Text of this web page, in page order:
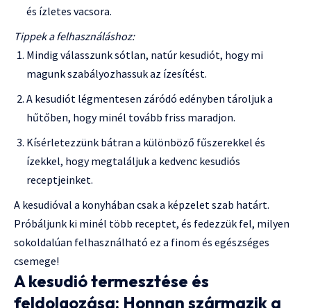
és ízletes vacsora.
Tippek a felhasználáshoz:
Mindig válasszunk sótlan, natúr kesudiót, hogy mi
magunk szabályozhassuk az ízesítést.
A kesudiót légmentesen záródó edényben tároljuk a
hűtőben, hogy minél tovább friss maradjon.
Kísérletezzünk bátran a különböző fűszerekkel és
ízekkel, hogy megtaláljuk a kedvenc kesudiós
receptjeinket.
A kesudióval a konyhában csak a képzelet szab határt.
Próbáljunk ki minél több receptet, és fedezzük fel, milyen
sokoldalúan felhasználható ez a finom és egészséges
csemege!
A kesudió termesztése és
feldolgozása: Honnan származik a